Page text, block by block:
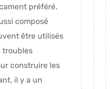
préféré.
composé
être utilisés
troubles
construire les
il y a un